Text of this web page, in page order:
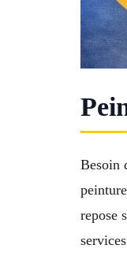
Besoin
repose